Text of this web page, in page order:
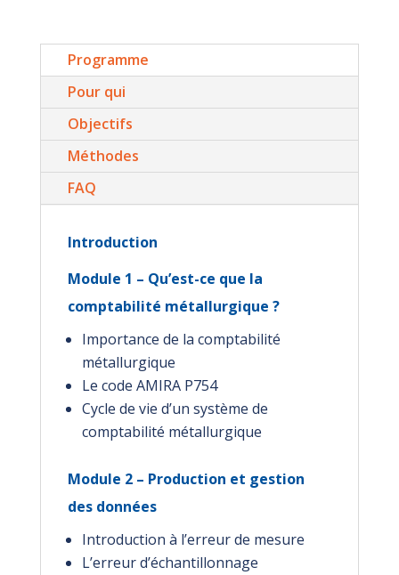
Programme
Pour qui
Objectifs
Méthodes
FAQ
Introduction
Module 1 – Qu’est-ce que la
comptabilité métallurgique ?
Importance de la comptabilité
métallurgique
Le code AMIRA P754
Cycle de vie d’un système de
comptabilité métallurgique
Module 2 – Production et gestion
des données
Introduction à l’erreur de mesure
L’erreur d’échantillonnage